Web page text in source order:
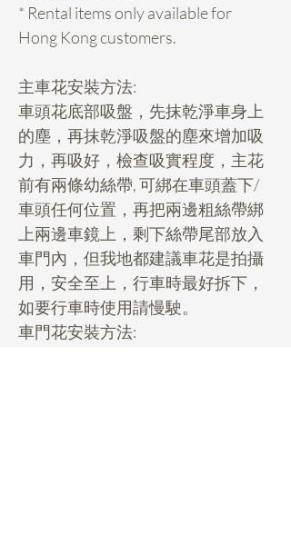
* Rental items only available for
Hong Kong customers.
主車花安裝方法:
車頭花底部吸盤，先抹乾淨車身上
的塵，再抹乾淨吸盤的塵來增加吸
力，再吸好，檢查吸實程度，主花
前有兩條幼絲帶, 可綁在車頭蓋下/
車頭任何位置，再把兩邊粗絲帶綁
上兩邊車鏡上，剩下絲帶尾部放入
車門內，但我地都建議車花是拍攝
用，安全至上，行車時最好拆下，
如要行車時使用請慢駛。
車門花安裝方法: